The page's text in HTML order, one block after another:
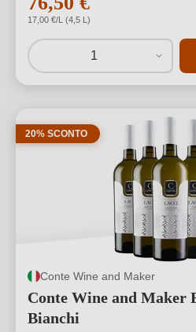
17,00 €/L (4,5 L)
1
20% SCONTO
Conte Wine and Maker
Conte Wine and Maker
Bianchi